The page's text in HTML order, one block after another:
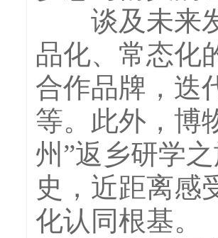
谈及未来发
品化、常态化
合作品牌，迭
等。此外，博
州”返乡研学
史，近距离感
化认同根基。